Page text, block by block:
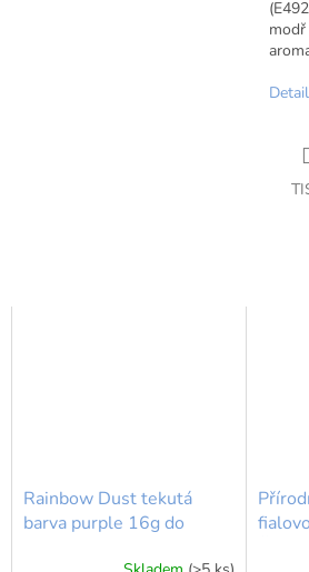
Rainbow Dust tekutá
barva purple 16g do